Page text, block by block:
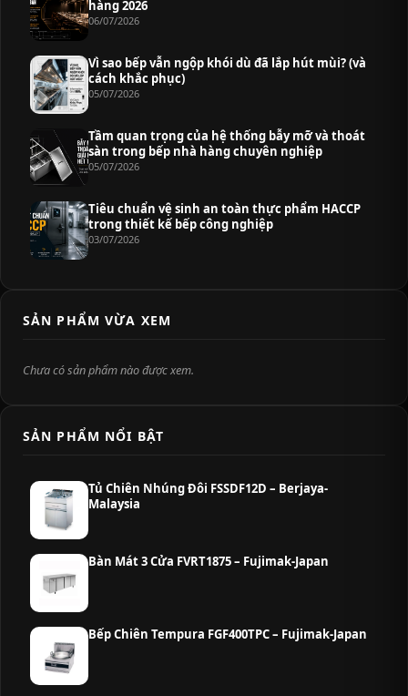
hàng 2026
06/07/2026
Vì sao bếp vẫn ngộp khói dù đã lắp hút mùi? (và
cách khắc phục)
05/07/2026
Tầm quan trọng của hệ thống bẫy mỡ và thoát
sàn trong bếp nhà hàng chuyên nghiệp
05/07/2026
Tiêu chuẩn vệ sinh an toàn thực phẩm HACCP
trong thiết kế bếp công nghiệp
03/07/2026
SẢN PHẨM VỪA XEM
Chưa có sản phẩm nào được xem.
SẢN PHẨM NỔI BẬT
Tủ Chiên Nhúng Đôi FSSDF12D – Berjaya-
Malaysia
Bàn Mát 3 Cửa FVRT1875 – Fujimak-Japan
Bếp Chiên Tempura FGF400TPC – Fujimak-Japan